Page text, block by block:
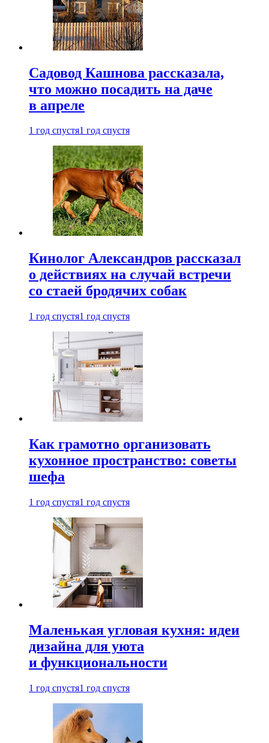
Садовод Кашнова рассказала,
что можно посадить на даче
в апреле
1 год спустя1 год спустя
Кинолог Александров рассказал
о действиях на случай встречи
со стаей бродячих собак
1 год спустя1 год спустя
Как грамотно организовать
кухонное пространство: советы
шефа
1 год спустя1 год спустя
Маленькая угловая кухня: идеи
дизайна для уюта
и функциональности
1 год спустя1 год спустя